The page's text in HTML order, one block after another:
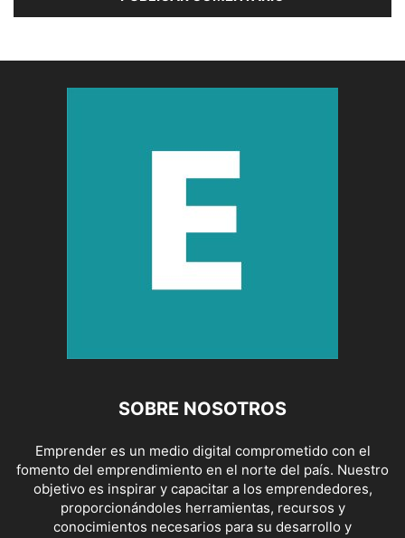
SOBRE NOSOTROS
Emprender es un medio digital comprometido con el
fomento del emprendimiento en el norte del país. Nuestro
objetivo es inspirar y capacitar a los emprendedores,
proporcionándoles herramientas, recursos y
conocimientos necesarios para su desarrollo y